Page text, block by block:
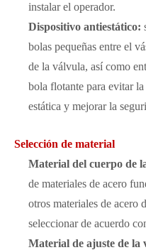
instalar el operador.
Dispositivo antiestático:
bolas pequeñas entre el
de la válvula, así como
bola flotante para evitar
estática y mejorar la
Selección de material
Material del cuerpo de
de materiales de acero
otros materiales de acero
seleccionar de acuerdo
Material de ajuste de la